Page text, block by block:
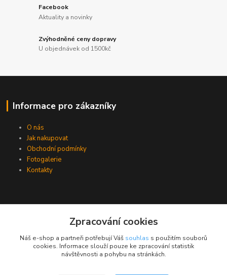
Facebook
Aktuality a novinky
Zvýhodněné ceny dopravy
U objednávek od 1500kč
Informace pro zákazníky
O nás
Jak nakupovat
Obchodní podmínky
Fotogalerie
Kontakty
Zpracování cookies
Náš e-shop a partneři potřebují Váš souhlas s použitím souborů
cookies. Informace slouží pouze ke zpracování statistik
návštěvnosti a pohybu na stránkách.